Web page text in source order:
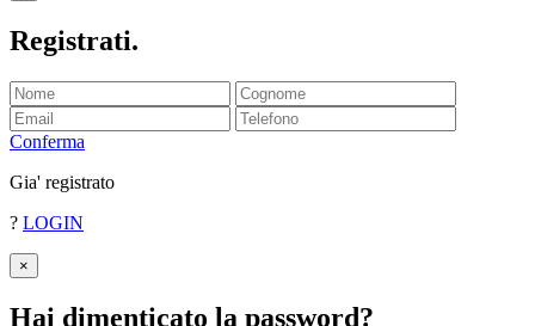
Registrati.
Conferma
Gia' registrato
? LOGIN
×
Hai dimenticato la password?